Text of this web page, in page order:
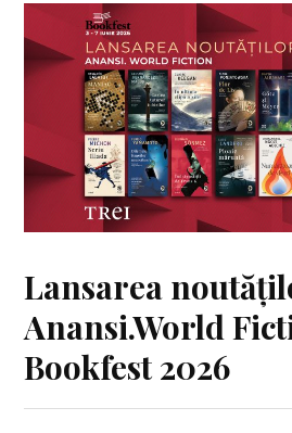
Lansarea
Anansi.World
Bookfest 2026